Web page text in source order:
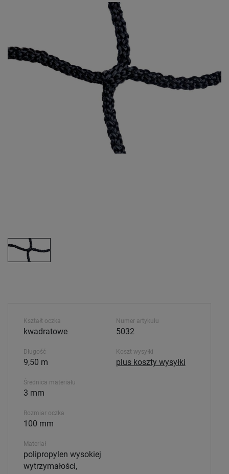
Kształt oczka
kwadratowe
Długość
9,50 m
Średnica materiału
3 mm
Rozmiar oczka
100 mm
Materiał
polipropylen wysokiej
wytrzymałości,
Numer artykułu
5032
Koszt wysyłki
plus koszty wysyłki